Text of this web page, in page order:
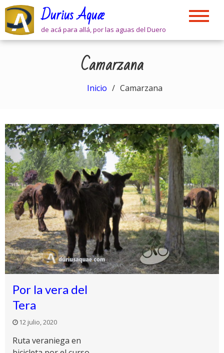
Skip
content
Durius Aquæ
de acá para allá, por las aguas del Duero
Camarzana
Inicio Camarzana
Por la vera del
Tera
12 julio, 2020
Ruta veraniega en